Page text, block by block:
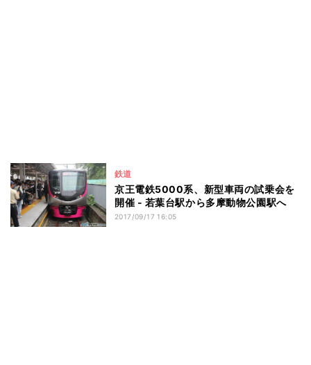
鉄道
京王電鉄5000系、新型車両の試乗会を
開催 - 若葉台駅から多摩動物公園駅へ
2017/09/17 16:05